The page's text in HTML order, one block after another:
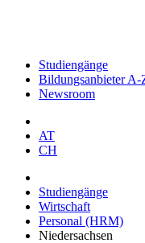
Studiengänge
Bildungsanbieter A-
Newsroom
AT
CH
Studiengänge
Wirtschaft
Personal (HRM)
Niedersachsen